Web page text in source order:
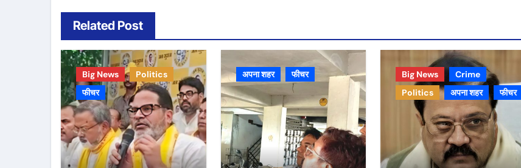
Related Post
Big News
Politics
फीचर
अपना शहर फीचर Big News
Crime
Politics
अपना शहर फीचर